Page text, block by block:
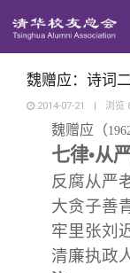
魏赠应：诗词
2014-07-21 | 浏览
魏赠应（
七律•从
反腐从严
大贪子善
牢里张刘
清廉执政